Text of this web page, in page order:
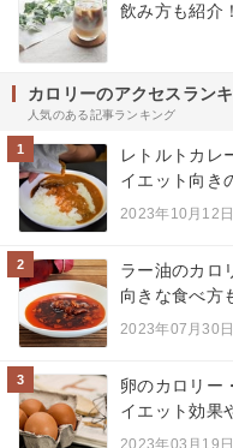
飲み方も紹介！
カロリーのアクセスラン
人気のある記事ランキング
1
レトルトカレ
イエット向き
2023年10月12日
2
ラー油のカロ
向きな食べ方
2023年07月30日
3
卵のカロリー
イエット効果